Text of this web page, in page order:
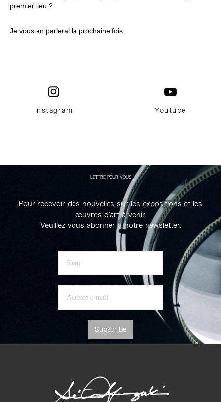
premier lieu ?
Je vous en parlerai la prochaine fois.
Instagram Youtube
LETTRE POUR VOUS
Pour recevoir des nouvelles sur les expositions et les
œuvres d’art à venir.
Veuillez vous abonner à notre newsletter.
Subscribe